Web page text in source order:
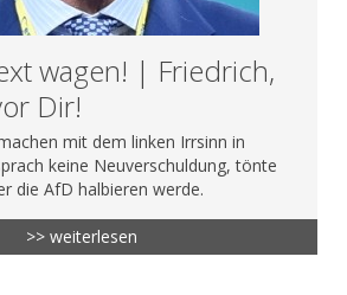
wagen! | Friedrich,
Dir!
mit dem linken Irrsinn in
keine Neuverschuldung, tönte
die AfD halbieren werde.
>> weiterlesen